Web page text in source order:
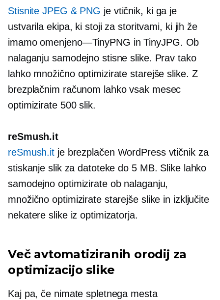
Stisnite JPEG & PNG je vtičnik, ki ga je
ustvarila ekipa, ki stoji za storitvami, ki jih že
imamoomenjeno—TinyPNG in TinyJPG. Ob
nalaganju samodejno stisne slike. Prav tako
lahko množično optimizirate starejše slike. Z
brezplačnim računom lahko vsak mesec
optimizirate 500 slik.
reSmush.it
reSmush.it je brezplačen WordPress vtičnik za
stiskanje slik za datoteke do 5 MB. Slike lahko
samodejno optimizirate ob nalaganju,
množično optimizirate starejše slike in izključite
nekatere slike iz optimizatorja.
Več avtomatiziranih orodij za
optimizacijo slike
Kaj pa, če nimate spletnega mesta